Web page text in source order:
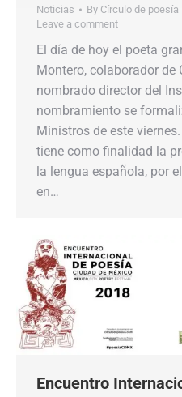
Noticias By Círculo de poesía
Leave a comment
El día de hoy el poeta
Montero, colaborador de
nombrado director del
nombramiento se
Ministros de este
tiene como finalidad la
la lengua española, por
en…
Encuentro